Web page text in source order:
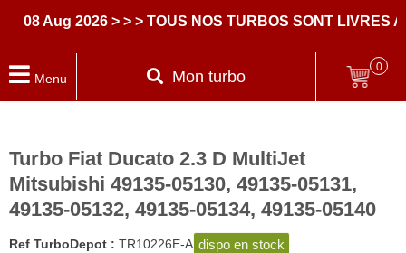
Aug 2026 > > > TOUS NOS TURBOS SONT LIVRES
Menu Mon turbo
0
Turbo Fiat Ducato 2.3 D MultiJet
Mitsubishi 49135-05130, 49135-05131,
49135-05132, 49135-05134, 49135-05140
Ref TurboDepot : TR10226E-A dispo en stock